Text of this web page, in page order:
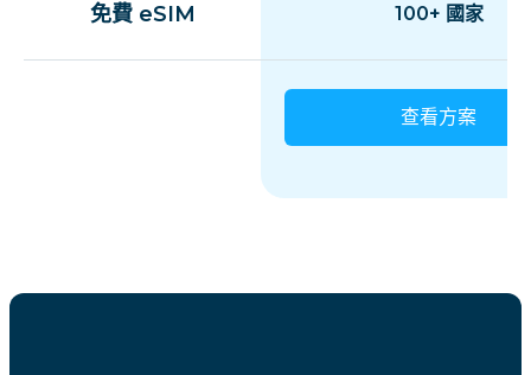
免費 eSIM 100+ 國家
查看方案